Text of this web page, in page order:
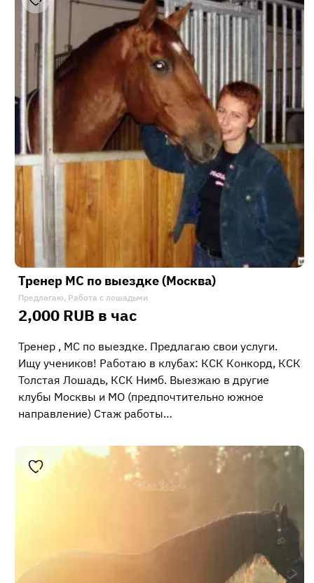
Тренер МС по выездке (Москва)
Предлагаю, Работа с лошадьми
2,000 RUB в час
Тренер , МС по выездке. Предлагаю свои услуги.
Ищу учеников! Работаю в клубах: КСК Конкорд, КСК
Толстая Лошадь, КСК Нимб. Выезжаю в другие
клубы Москвы и МО (предпочтительно южное
направление) Стаж работы…